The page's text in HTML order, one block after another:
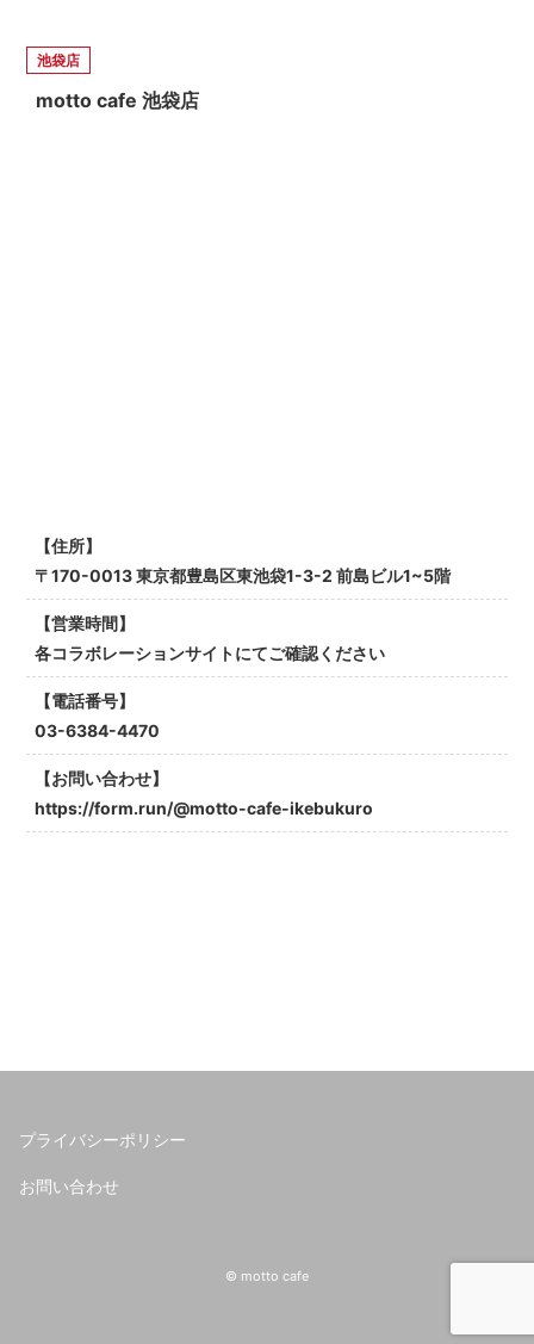
池袋店
motto cafe 池袋店
【住所】
〒170-0013 東京都豊島区東池袋1-3-2 前島ビル1~5階
【営業時間】
各コラボレーションサイトにてご確認ください
【電話番号】
03-6384-4470
【お問い合わせ】
https://form.run/@motto-cafe-ikebukuro
プライバシーポリシー
お問い合わせ
© motto cafe